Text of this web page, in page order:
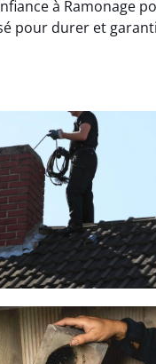
à Ramonage
pour durer et